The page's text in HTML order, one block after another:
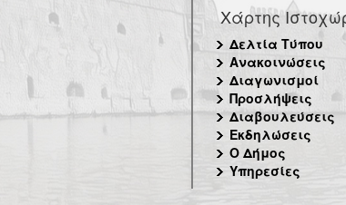
Χάρτης
Δελτία Τύπου
Ανακοινώσεις
Διαγωνισμοί
Προσλήψεις
Διαβουλεύσεις
Εκδηλώσεις
Ο Δήμος
Υπηρεσίες